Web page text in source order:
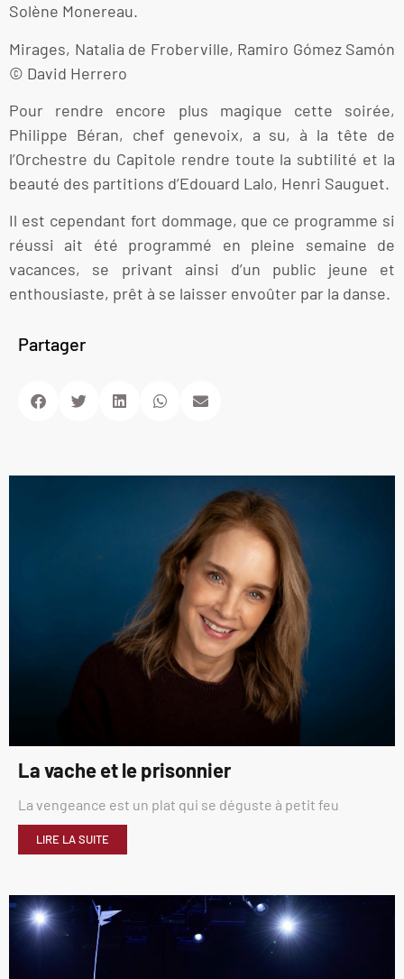
Solène Monereau.
Mirages, Natalia de Froberville, Ramiro Gómez Samón
© David Herrero
Pour rendre encore plus magique cette soirée,
Philippe Béran, chef genevoix, a su, à la tête de
l’Orchestre du Capitole rendre toute la subtilité et la
beauté des partitions d’Edouard Lalo, Henri Sauguet.
Il est cependant fort dommage, que ce programme si
réussi ait été programmé en pleine semaine de
vacances, se privant ainsi d’un public jeune et
enthousiaste, prêt à se laisser envoûter par la danse.
Partager
La vache et le prisonnier
La vengeance est un plat qui se déguste à petit feu
LIRE LA SUITE